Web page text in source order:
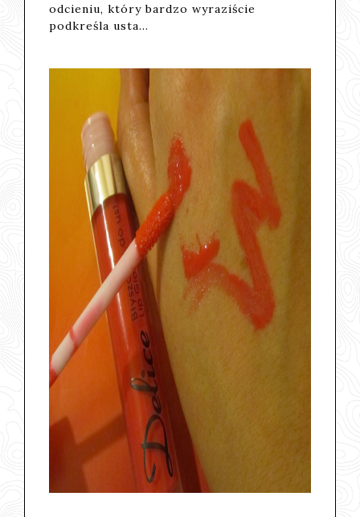
odcieniu, który bardzo wyraziście
podkreśla usta...